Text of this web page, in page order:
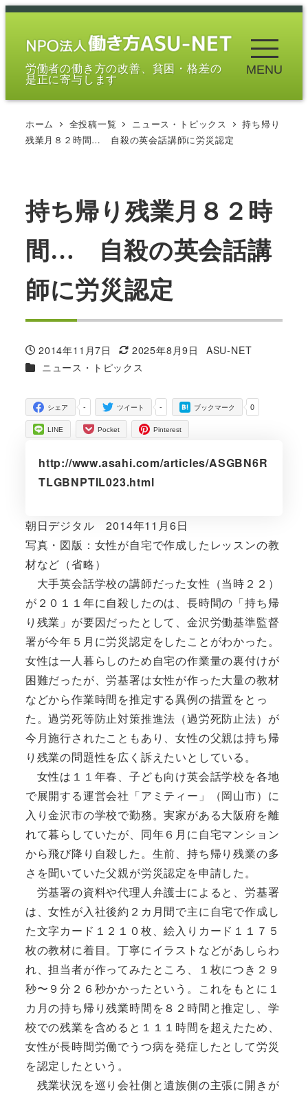
メ
労働者の働き方の改善、貧困・格差の
是正に寄与します
MENU
ホーム 全投稿一覧 ニュース・トピックス
持ち帰り
残業月８２時間… 自殺の英会話講師に労災認定
持ち帰り残業月８２時
間… 自殺の英会話講
師に労災認定
投稿日
2014年11月7日
更新日
2025年8月9日
著
ASU-NET
カテゴリー
ニュース・トピックス
-
シェア -
ツイート 0
ブックマーク
LINE Pocket Pinterest
http://www.asahi.com/articles/ASGBN6R
TLGBNPTIL023.html
朝日デジタル 2014年11月6日
写真・図版：女性が自宅で作成したレッスンの教
材など（省略）
大手英会話学校の講師だった女性（当時２２）
が２０１１年に自殺したのは、長時間の「持ち帰
り残業」が要因だったとして、金沢労働基準監督
署が今年５月に労災認定をしたことがわかった。
女性は一人暮らしのため自宅の作業量の裏付けが
困難だったが、労基署は女性が作った大量の教材
などから作業時間を推定する異例の措置をとっ
た。過労死等防止対策推進法（過労死防止法）が
今月施行されたこともあり、女性の父親は持ち帰
り残業の問題性を広く訴えたいとしている。
女性は１１年春、子ども向け英会話学校を各地
で展開する運営会社「アミティー」（岡山市）に
入り金沢市の学校で勤務。実家がある大阪府を離
れて暮らしていたが、同年６月に自宅マンション
から飛び降り自殺した。生前、持ち帰り残業の多
さを聞いていた父親が労災認定を申請した。
労基署の資料や代理人弁護士によると、労基署
は、女性が入社後約２カ月間で主に自宅で作成し
た文字カード１２１０枚、絵入りカード１１７５
枚の教材に着目。丁寧にイラストなどがあしらわ
れ、担当者が作ってみたところ、１枚につき２９
秒〜９分２６秒かかったという。これをもとに１
カ月の持ち帰り残業時間を８２時間と推定し、学
校での残業を含めると１１１時間を超えたため、
女性が長時間労働でうつ病を発症したとして労災
を認定したという。
残業状況を巡り会社側と遺族側の主張に開きが